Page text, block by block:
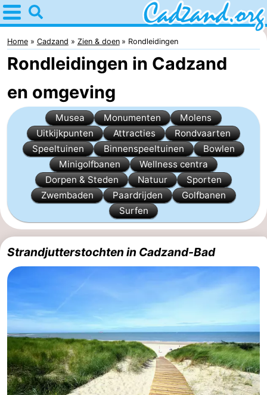
Home
Cadzand
Tips
Voor
kinderen
Overnachten
Appartementen
Campings
Hotels
Vakantiehuizen
-
Bad
Meersee
-
Resort
Nieuwvliet-
Bad
De
Meulinge
-
EuroParcs
Cadzand
-
Hoogduin
-
Home Cadzand Zien & doen Rondleidingen
Rondleidingen in Cadzand
en omgeving
Musea Monumenten
Molens
Uitkijkpunten
Attracties
Rondvaarten
Speeltuinen
Binnenspeeltuinen
Bowlen
Minigolfbanen
Wellness centra
Dorpen & Steden
Natuur
Sporten
Zwembaden
Paardrijden
Golfbanen
Surfen
Strandjutterstochten in Cadzand-Bad